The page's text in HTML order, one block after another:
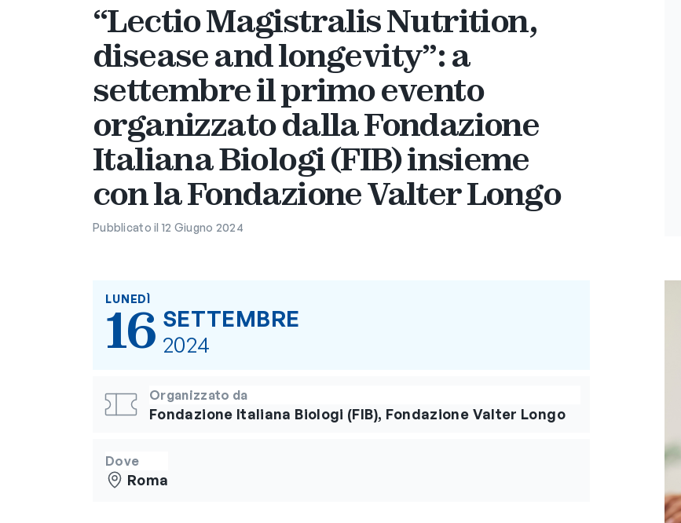
“Lectio Magistralis Nutrition,
disease and longevity”: a
settembre il primo evento
organizzato dalla Fondazione
Italiana Biologi (FIB) insieme
con la Fondazione Valter Longo
Pubblicato il 12 Giugno 2024
LUNEDÌ
16 SETTEMBRE
2024
Organizzato da
Fondazione Italiana Biologi (FIB), Fondazione Valter Longo
Dove
Roma